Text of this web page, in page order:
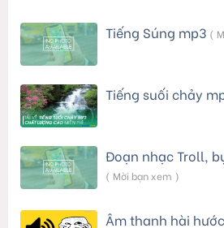
Tiếng Súng mp3 (
Tiếng suối chảy
Đoạn nhạc Troll,
( Mời bạn xem )
Âm thanh hài